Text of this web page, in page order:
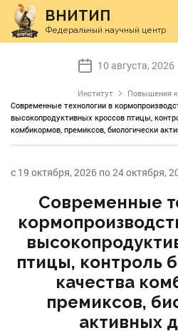
ВНИТИП
Федеральный научный центр
10 августа, 2026
Институт
Повышения
Современные технологии в
высокопродуктивных кроссов птицы,
комбикормов, премиксов, биологически
с 19 октября, 2026 по 24 октября,
Современные
птицы, контроль
качества
премиксов,
активных